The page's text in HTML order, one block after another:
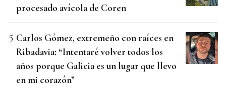
procesado avícola de Coren
Carlos Gómez, extremeño con raíces en
Ribadavia: “Intentaré volver todos los
años porque Galicia es un lugar que llevo
en mi corazón”